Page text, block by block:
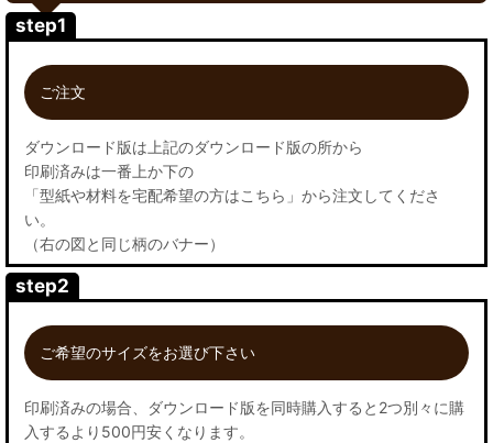
step1
ご注文
ダウンロード版は上記のダウンロード版の所から
印刷済みは一番上か下の
「型紙や材料を宅配希望の方はこちら」から注文してくださ
い。
（右の図と同じ柄のバナー）
step2
ご希望のサイズをお選び下さい
印刷済みの場合、ダウンロード版を同時購入すると2つ別々に購
入するより500円安くなります。